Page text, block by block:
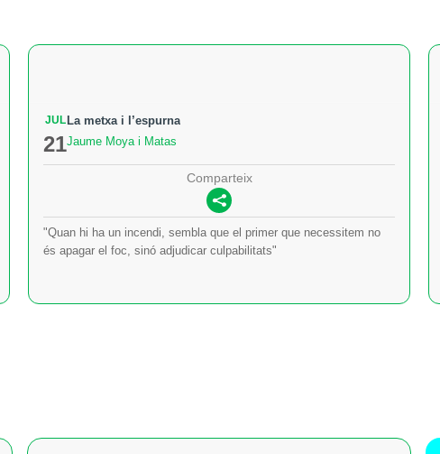
JUL
21
La metxa i l’espurna
Jaume Moya i Matas
Comparteix
"Quan hi ha un incendi, sembla que el primer que necessitem no
és apagar el foc, sinó adjudicar culpabilitats"